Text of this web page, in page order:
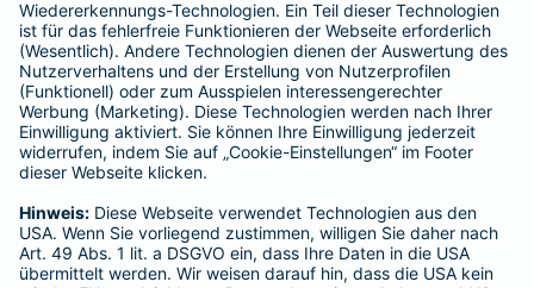
Schnelle Notfallversorgung bei Ernstfällen
gewährleisten
Der Dackel Balu macht für Leckerlies alles. Beim Gassigehen
frisst er leider eine mit Rasierklingen gespickte Wurst. Die
Notfalls nimmt der Tierarzt den 4-fachen GOT-Satz und Balus
Besitzer muss eine vierstellige Rechnung begleichen. Der
Basis-Schutz der Barmenia erstattet dieNotfallversorgung